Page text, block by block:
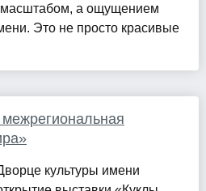
масштабом, а ощущением
Это не просто красивые
культуры имени